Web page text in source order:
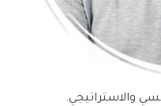
والاستراتيجي.